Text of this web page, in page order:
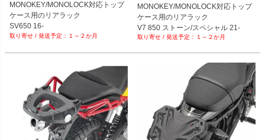
MONOKEY/MONOLOCK対応トップ
ケース用のリアラック
SV650 16-
１～２か月
MONOKEY/MONOLOCK対応トップ
ケース用のリアラック
V7 850 ストーン/スペシャル 21-
１～２か月